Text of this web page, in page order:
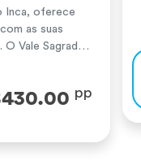
Inca, oferece
as suas
O Vale Sagrado
Machu
encanta com o
o fôlego,
do Mundo. A
pp